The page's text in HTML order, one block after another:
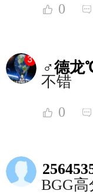
0
♂德龙
不错
0
BGG高